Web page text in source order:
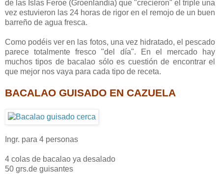
de las Islas Feroe (Groenlandia) que "crecieron" el triple una
vez estuvieron las 24 horas de rigor en el remojo de un buen
barreño de agua fresca.
Como podéis ver en las fotos, una vez hidratado, el pescado
parece totalmente fresco "del día". En el mercado hay
muchos tipos de bacalao sólo es cuestión de encontrar el
que mejor nos vaya para cada tipo de receta.
BACALAO GUISADO EN CAZUELA
Ingr. para 4 personas
4 colas de bacalao ya desalado
50 grs.de guisantes